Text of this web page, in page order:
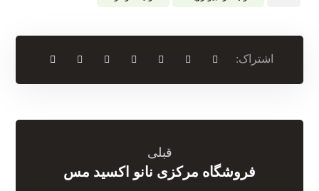
قبلی
فروشگاه مرکزی نانو اکسید مس